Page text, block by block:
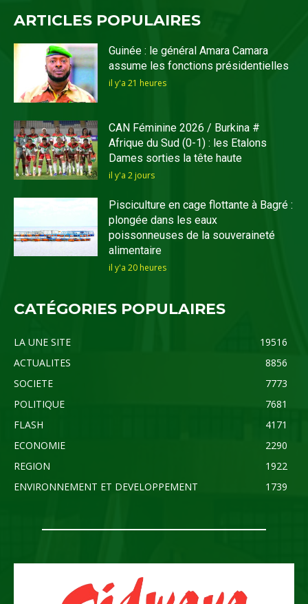
ARTICLES POPULAIRES
Guinée : le général Amara Camara
assume les fonctions présidentielles
il y'a 21 heures
CAN Féminine 2026 / Burkina #
Afrique du Sud (0-1) : les Etalons
Dames sorties la tête haute
il y'a 2 jours
Pisciculture en cage flottante à Bagré :
plongée dans les eaux
poissonneuses de la souveraineté
alimentaire
il y'a 20 heures
CATÉGORIES POPULAIRES
LA UNE SITE
19516
ACTUALITES
8856
SOCIETE
7773
POLITIQUE
7681
FLASH
4171
ECONOMIE
2290
REGION
1922
ENVIRONNEMENT ET DEVELOPPEMENT
1739